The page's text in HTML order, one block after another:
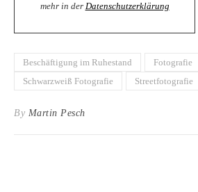
mehr in der Datenschutzerklärung
Beschäftigung im Ruhestand
Fotografie
Schwarzweiß Fotografie
Streetfotografie
By Martin Pesch